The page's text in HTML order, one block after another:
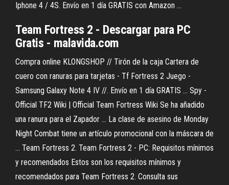
Iphone 4 / 4S. Envío en 1 día GRATIS con Amazon ...
Team Fortress 2 - Descargar para PC
Gratis - malavida.com
Compra online KLONGSHOP // Tirón de la caja Cartera de
cuero con ranuras para tarjetas - Tf Fortress 2 Juego -
Samsung Galaxy Note 4 IV //. Envío en 1 día GRATIS ... Spy -
Official TF2 Wiki | Official Team Fortress Wiki Se ha añadido
una ranura para el Zapador ... La clase de asesino de Monday
Night Combat tiene un artículo promocional con la máscara de
... Team Fortress 2. Team Fortress 2 - PC: Requisitos mínimos
y recomendados Estos son los requisitos mínimos y
recomendados para Team Fortress 2. Consulta sus